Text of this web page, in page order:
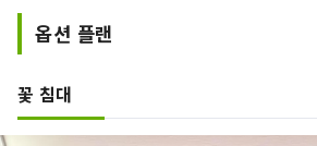
옵션 플랜
꽃 침대